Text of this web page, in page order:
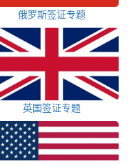
俄罗斯签证专题
英国签证专题